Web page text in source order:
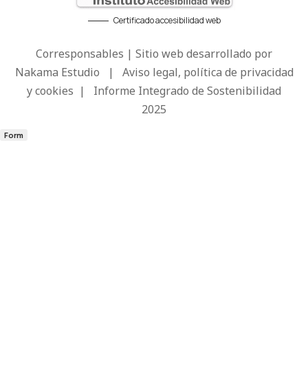
Certificado accesibilidad web
Corresponsables | Sitio web desarrollado por
Nakama Estudio | Aviso legal, política de privacidad
y cookies | Informe Integrado de Sostenibilidad
2025
Form